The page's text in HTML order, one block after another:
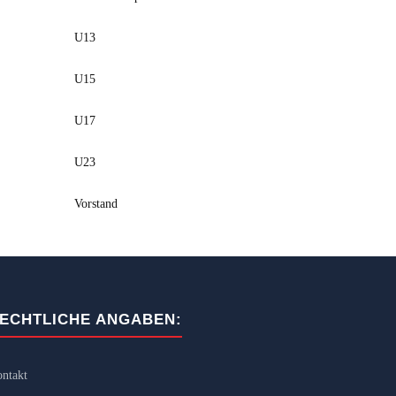
U13
U15
U17
U23
Vorstand
ANGABEN: